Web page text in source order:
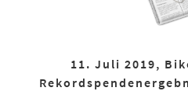
11. Juli 2019,